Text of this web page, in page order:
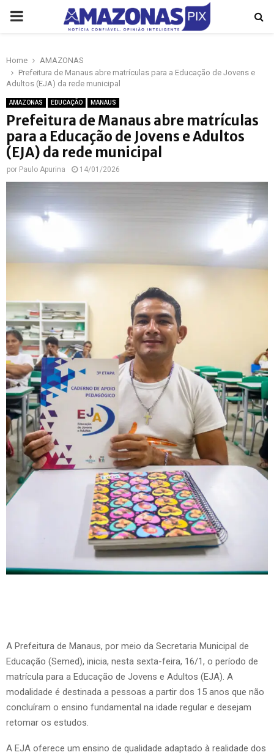
PRIMARY
Home
AMAZONAS
Prefeitura de Manaus abre matrículas para a Educação de Jovens e
Adultos (EJA) da rede municipal
AMAZONAS EDUCAÇÃO MANAUS
Prefeitura de Manaus abre matrículas
para a Educação de Jovens e Adultos
(EJA) da rede municipal
por Paulo Apurina 14/01/2026
A Prefeitura de Manaus, por meio da Secretaria Municipal de
Educação (Semed), inicia, nesta sexta-feira, 16/1, o período de
matrícula para a Educação de Jovens e Adultos (EJA). A
modalidade é destinada a pessoas a partir dos 15 anos que não
concluíram o ensino fundamental na idade regular e desejam
retomar os estudos.
A EJA oferece um ensino de qualidade adaptado à realidade dos